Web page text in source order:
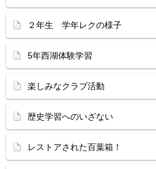
２年生 学年レクの様子
5年西湖体験学習
楽しみなクラブ活動
歴史学習へのいざない
レストアされた百葉箱！